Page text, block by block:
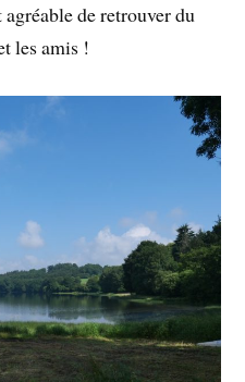
agréable de retrouver du
les amis !